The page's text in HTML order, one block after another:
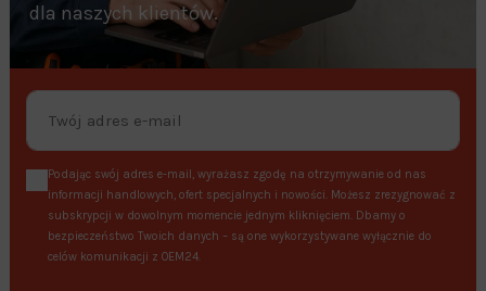
dla naszych klientów.
Podając swój adres e-mail, wyrażasz zgodę na otrzymywanie od nas
informacji handlowych, ofert specjalnych i nowości. Możesz zrezygnować z
subskrypcji w dowolnym momencie jednym kliknięciem. Dbamy o
bezpieczeństwo Twoich danych – są one wykorzystywane wyłącznie do
celów komunikacji z OEM24.